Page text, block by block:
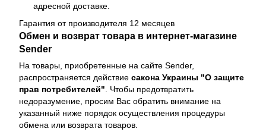
адресной доставке.
Гарантия от производителя 12 месяцев
Обмен и возврат товара в интернет-магазине
Sender
На товары, приобретенные на сайте Sender,
распространяется действие cакона Украины "О защите
прав потребителей" . Чтобы предотвратить
недоразумение, просим Вас обратить внимание на
указанный ниже порядок осуществления процедуры
обмена или возврата товаров.